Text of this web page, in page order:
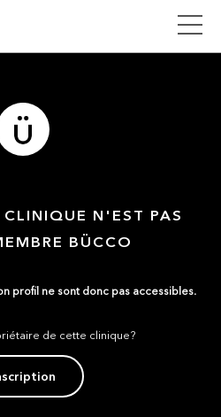
CLINIQUE N'EST PAS
BÜCCO
profil ne sont donc pas accessibles.
de cette clinique?